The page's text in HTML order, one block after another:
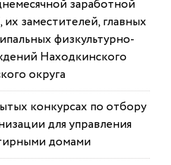
заработной
заместителей, главных
физкультурно-
Находкинского
округа
конкурсах по отбору
для управления
домами